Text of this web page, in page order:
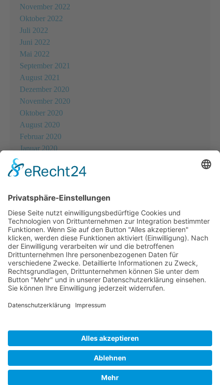
November 2022
Oktober 2022
Juli 2022
Juni 2022
Mai 2022
September 2021
August 2021
Dezember 2020
November 2020
Oktober 2020
August 2020
Februar 2020
Januar 2020
Kategorien
Allgemein
Meta
Anmelden
Eintrags-Feed
© 2026 - Unser Finowkanal | All rights reserved